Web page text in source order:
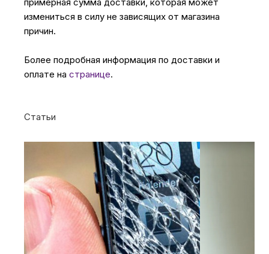
измениться в силу не зависящих от магазина
причин.
Более подробная информация по доставки и
оплате на странице.
Статьи